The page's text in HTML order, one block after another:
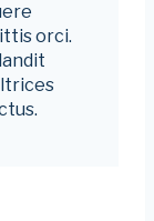
orci.